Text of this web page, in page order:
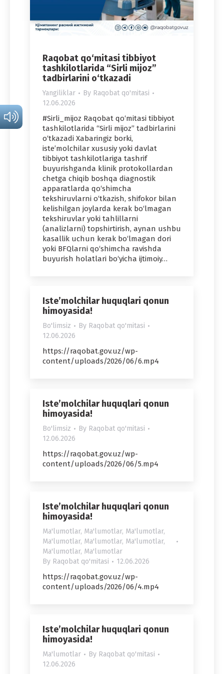
Raqobat qo‘mitasi tibbiyot
tashkilotlarida “Sirli mijoz”
tadbirlarini o‘tkazadi
Yangiliklar By Raqobat qo'mitasi
12.06.2026
#Sirli_mijoz Raqobat qo‘mitasi tibbiyot
tashkilotlarida “Sirli mijoz” tadbirlarini
o‘tkazadi Xabaringiz borki,
iste’molchilar xususiy yoki davlat
tibbiyot tashkilotlariga tashrif
buyurishganda klinik protokollardan
chetga chiqib boshqa diagnostik
apparatlarda qo‘shimcha
tekshiruvlarni o‘tkazish, shifokor bilan
kelishilgan joylarda kerak bo‘lmagan
tekshiruvlar yoki tahlillarni
(analizlarni) topshirtirish, aynan ushbu
kasallik uchun kerak bo‘lmagan dori
yoki BFQlarni qo‘shimcha ravishda
buyurish holatlari bo‘yicha ijtimoiy…
Iste’molchilar huquqlari qonun
himoyasida!
Bo'limsiz By Raqobat qo'mitasi
12.06.2026
https://raqobat.gov.uz/wp-
content/uploads/2026/06/6.mp4
Iste’molchilar huquqlari qonun
himoyasida!
Bo'limsiz By Raqobat qo'mitasi
12.06.2026
https://raqobat.gov.uz/wp-
content/uploads/2026/06/5.mp4
Iste’molchilar huquqlari qonun
himoyasida!
Ma'lumotlar, Ma'lumotlar, Ma'lumotlar,
Ma'lumotlar, Ma'lumotlar, Ma'lumotlar,
Ma'lumotlar, Ma'lumotlar
By Raqobat qo'mitasi 12.06.2026
https://raqobat.gov.uz/wp-
content/uploads/2026/06/4.mp4
Iste’molchilar huquqlari qonun
himoyasida!
Ma'lumotlar By Raqobat qo'mitasi
12.06.2026